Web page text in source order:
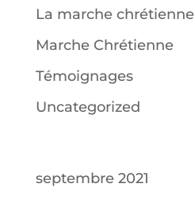
La marche chrétienne
Marche Chrétienne
Témoignages
Uncategorized
septembre 2021